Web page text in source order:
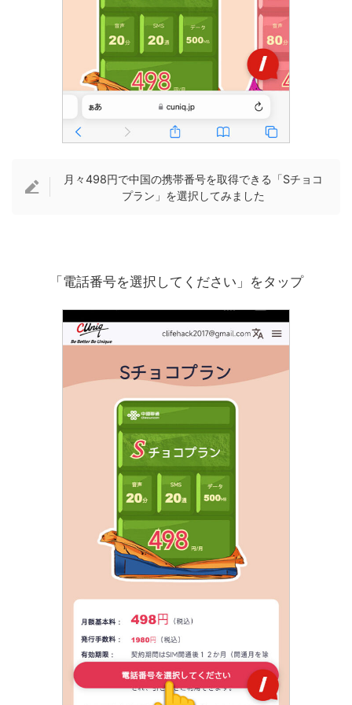
月々498円で中国の携帯番号を取得できる「Sチョコ
プラン」を選択してみました
「電話番号を選択してください」をタップ